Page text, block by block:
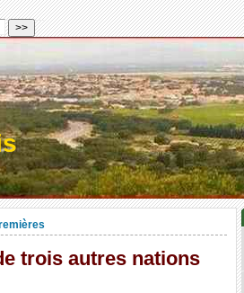
trois autres nations